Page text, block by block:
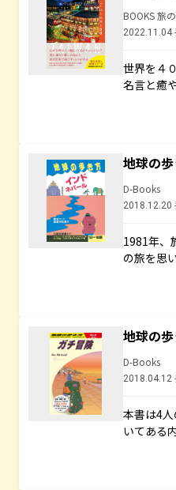
BOOKS 旅
2022.11.04
世界を４
名言と癒
地球の
D-Books
2018.12.20
1981年、
の旅を思
地球の
D-Books
2018.04.12
本書は4
いてある